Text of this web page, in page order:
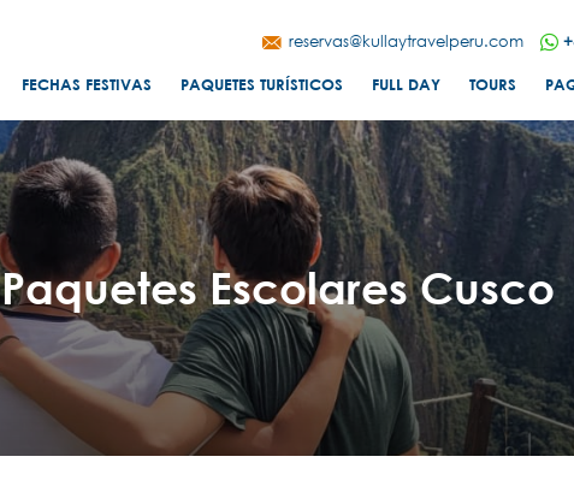
reservas@kullaytravelperu.com
FECHAS FESTIVAS PAQUETES TURÍSTICOS FULL DAY TOURS
Paquetes Escolares Cusco